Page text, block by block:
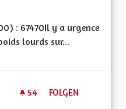
: 67470Il y a urgence
lourds sur...
54 54 FOLLOWER
FOLGEN
INSTAURER